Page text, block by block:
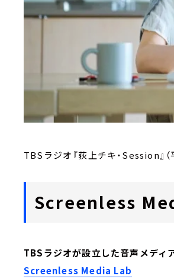
TBSラジオ『荻上チキ・Session』
Screenless
TBSラジオが設立した音声メディ
Screenless Media Lab